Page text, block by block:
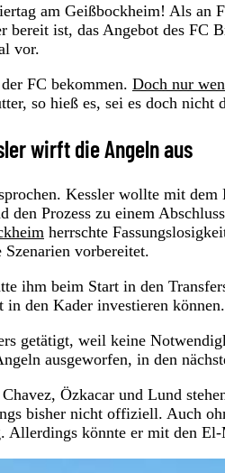
am Geißbockheim! Als an
bereit ist, das Angebot des FC
vor.
FC bekommen. Doch nur
so hieß es, sei es doch
wirft die Angeln aus
Kessler wollte mit
den Prozess zu einem
herrschte
vorbereitet.
ihm beim Start in den
in den Kader investieren
getätigt, weil keine
ausgeworfen, in den
Özkacar und Lund
bisher nicht offiziell. Auch
Allerdings könnte er mit den